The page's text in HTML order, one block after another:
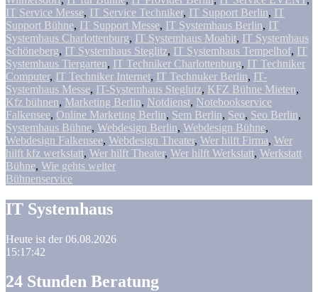
IT Service Messe, IT Service Techniker, IT Support Berlin, IT
Support Bühne, IT Support Messe, IT Systemhaus Berlin, IT
Systemhaus Charlottenburg, IT Systemhaus Moabit, IT Systemhaus
Schöneberg, IT Systemhaus Steglitz, IT Systemhaus Tempelhof, IT
Systemhaus Tiergarten, IT Techniker Charlottenburg, IT Techniker
Computer, IT Techniker Internet, IT Technuker Berlin, IT-
Systemhaus Messe, IT-Systemhaus Steglutz, KFZ Bühne Mieten,
Kfz bühnen, Marketing Berlin, Notdienst, Notebookservice
Falkensee, Online Marketing Berlin, Sem Berlin, Seo, Seo Berlin,
Systemhaus Bühne, Webdesign Berlin, Webdesign Bühne,
Webdesign Falkensee, Webdesign Theater, Wer hilft Firma, Wer
hilft kfz werkstatt, Wer hilft Theater, Wer hilft Werkstatt, Werkstatt
Bühne, Wie gehts weiter
Bühnenservice
IT Systemhaus
Heute ist der 06.08.2026
15:17:43
24 Stunden Beratung